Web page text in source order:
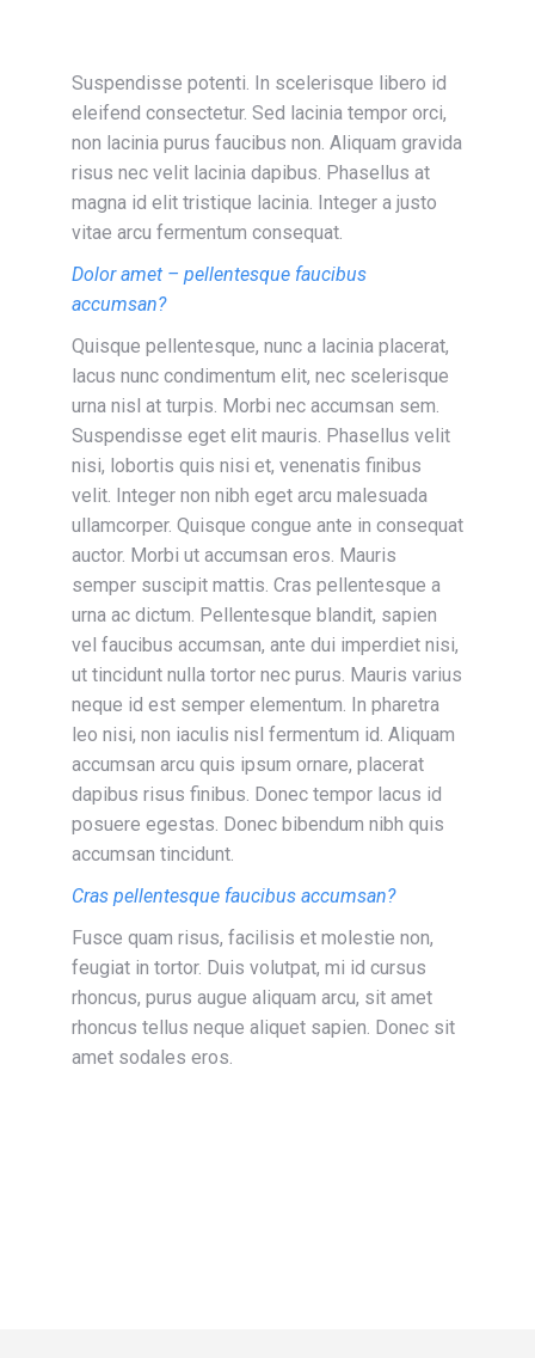
Suspendisse potenti. In scelerisque libero id
eleifend consectetur. Sed lacinia tempor orci,
non lacinia purus faucibus non. Aliquam gravida
risus nec velit lacinia dapibus. Phasellus at
magna id elit tristique lacinia. Integer a justo
vitae arcu fermentum consequat.
Dolor amet – pellentesque faucibus
accumsan?
Quisque pellentesque, nunc a lacinia placerat,
lacus nunc condimentum elit, nec scelerisque
urna nisl at turpis. Morbi nec accumsan sem.
Suspendisse eget elit mauris. Phasellus velit
nisi, lobortis quis nisi et, venenatis finibus
velit. Integer non nibh eget arcu malesuada
ullamcorper. Quisque congue ante in consequat
auctor. Morbi ut accumsan eros. Mauris
semper suscipit mattis. Cras pellentesque a
urna ac dictum. Pellentesque blandit, sapien
vel faucibus accumsan, ante dui imperdiet nisi,
ut tincidunt nulla tortor nec purus. Mauris varius
neque id est semper elementum. In pharetra
leo nisi, non iaculis nisl fermentum id. Aliquam
accumsan arcu quis ipsum ornare, placerat
dapibus risus finibus. Donec tempor lacus id
posuere egestas. Donec bibendum nibh quis
accumsan tincidunt.
Cras pellentesque faucibus accumsan?
Fusce quam risus, facilisis et molestie non,
feugiat in tortor. Duis volutpat, mi id cursus
rhoncus, purus augue aliquam arcu, sit amet
rhoncus tellus neque aliquet sapien. Donec sit
amet sodales eros.